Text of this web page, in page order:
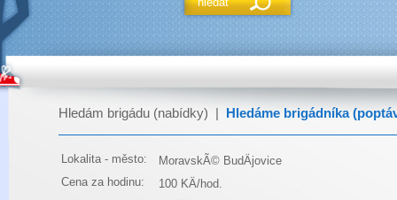
Hledám brigádu (nabídky) Hledáme brigádníka
Lokalita - město:
MoravskÃ© BudÄjovice
Cena za hodinu:
100 KÄ/hod.